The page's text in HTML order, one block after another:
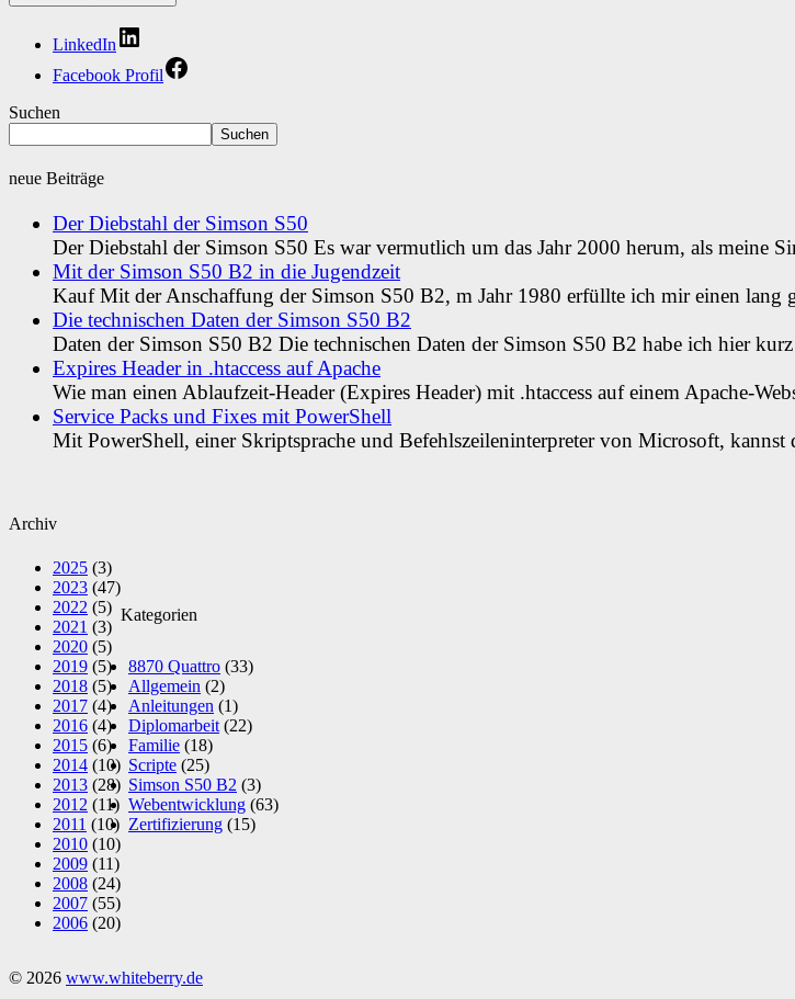
LinkedIn
Facebook Profil
Suchen
Suchen
neue Beiträge
Der Diebstahl der Simson S50
Der Diebstahl der Simson S50 Es war vermutlich um das Jahr 2000 herum, als meine
Mit der Simson S50 B2 in die Jugendzeit
Kauf Mit der Anschaffung der Simson S50 B2, m Jahr 1980 erfüllte ich mir einen lang
Die technischen Daten der Simson S50 B2
Daten der Simson S50 B2 Die technischen Daten der Simson S50 B2 habe ich hier
Expires Header in .htaccess auf Apache
Wie man einen Ablaufzeit-Header (Expires Header) mit .htaccess auf einem Apache-
Service Packs und Fixes mit PowerShell
Mit PowerShell, einer Skriptsprache und Befehlszeileninterpreter von Microsoft,
Archiv
2025 (3)
2023 (47)
2022 (5)
2021 (3)
2020 (5)
2019 (5)
2018 (5)
2017 (4)
2016 (4)
2015 (6)
2014 (10)
2013 (28)
2012 (11)
2011 (10)
2010 (10)
2009 (11)
2008 (24)
2007 (55)
2006 (20)
Kategorien
8870 Quattro (33)
Allgemein (2)
Anleitungen (1)
Diplomarbeit (22)
Familie (18)
Scripte (25)
Simson S50 B2 (3)
Webentwicklung (63)
Zertifizierung (15)
© 2026 www.whiteberry.de